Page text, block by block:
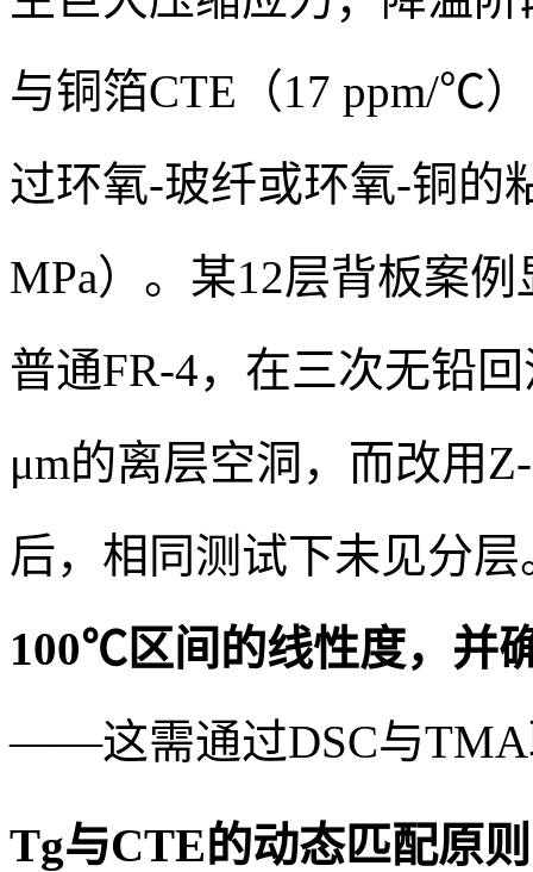
与铜箔CTE（17 ppm/℃
过环氧-玻纤或环氧-铜的
MPa）。某12层背板案
普通FR-4，在三次无铅
μm的离层空洞，而改用
后，相同测试下未见分层
100℃区间的线性度，并
——这需通过DSC与TMA
Tg与CTE的动态匹配原则